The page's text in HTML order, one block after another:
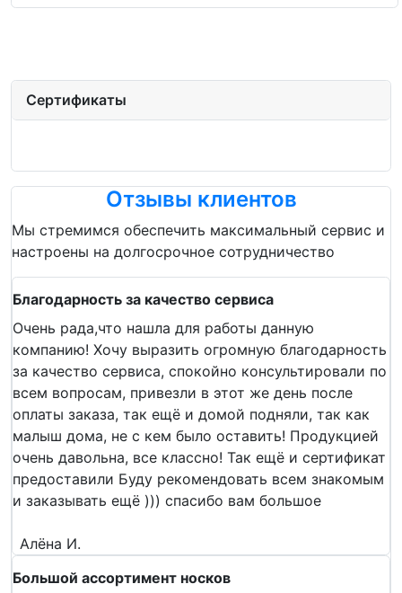
Сертификаты
Отзывы клиентов
Мы стремимся обеспечить максимальный сервис и
настроены на долгосрочное сотрудничество
Благодарность за качество сервиса
Очень рада,что нашла для работы данную
компанию! Хочу выразить огромную благодарность
за качество сервиса, спокойно консультировали по
всем вопросам, привезли в этот же день после
оплаты заказа, так ещё и домой подняли, так как
малыш дома, не с кем было оставить! Продукцией
очень давольна, все классно! Так ещё и сертификат
предоставили Буду рекомендовать всем знакомым
и заказывать ещё ))) спасибо вам большое
Алёна И.
Большой ассортимент носков